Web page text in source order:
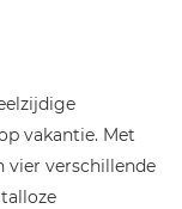
vakantie. Met
vier verschillende